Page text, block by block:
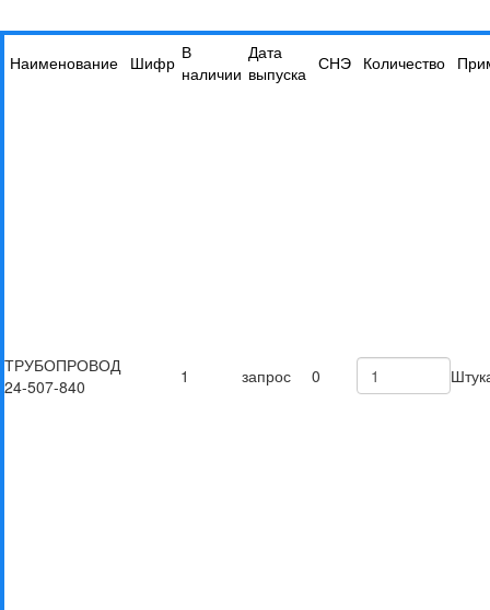
Наименование Шифр В
наличии
Дата
выпуска СНЭ Количество
ТРУБОПРОВОД
24-507-840
1 запрос 0